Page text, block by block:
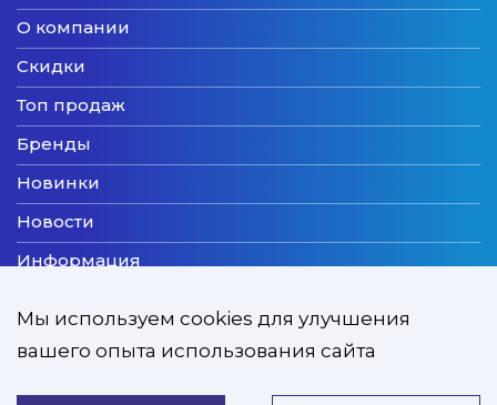
О компании
Скидки
Топ продаж
Бренды
Новинки
Новости
Информация
Мы используем cookies для улучшения
вашего опыта использования сайта